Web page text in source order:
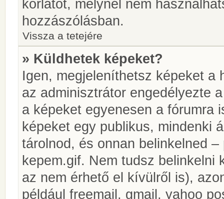
korlátot, melynél nem
hozzászólásban.
Vissza a tetejére
» Küldhetek képeket?
Igen, megjeleníthetsz képeket a
az adminisztrátor engedélyezte
a képeket egyenesen a fórumra
képeket egy publikus, mindenki
tárolnod, és onnan belinkelned
kepem.gif. Nem tudsz belinkelni
az nem érhető el kívülről is),
például freemail, gmail, yahoo